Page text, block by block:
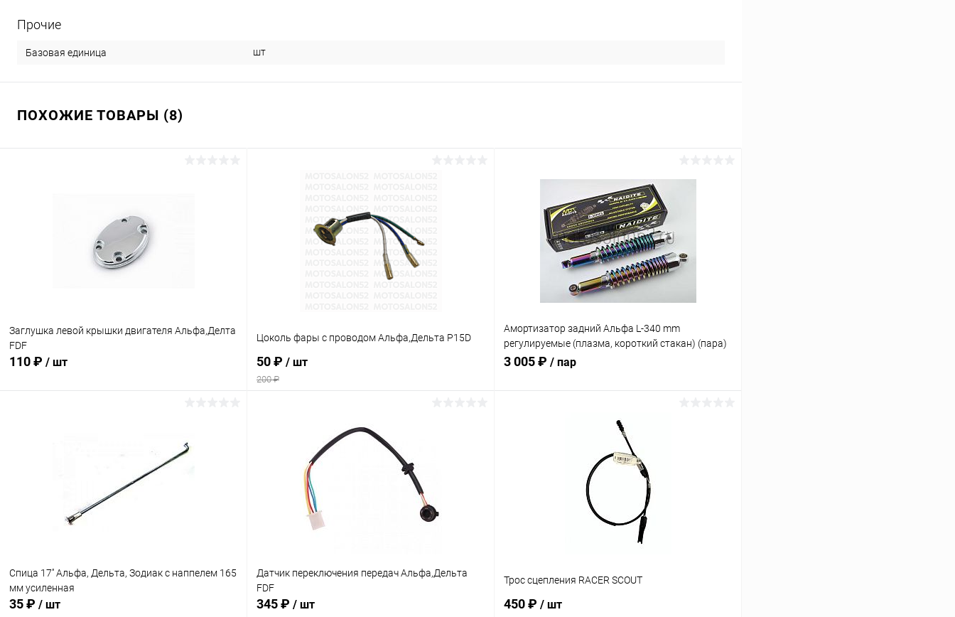
Прочие
Базовая единица шт
ПОХОЖИЕ ТОВАРЫ (8)
Заглушка левой крышки двигателя Альфа,Делта
FDF
110 ₽ / шт
Цоколь фары с проводом Альфа,Дельта P15D
50 ₽ / шт
200 ₽
Сравнение
В избранное В наличии
Амортизатор задний Альфа L-340 mm
регулируемые (плазма, короткий стакан) (пара)
NDT
3 005 ₽ / пар
В корзину
В наличии
Спица 17'' Альфа, Дельта, Зодиак с наппелем 165
мм усиленная
35 ₽ / шт
Датчик переключения передач Альфа,Дельта
FDF
345 ₽ / шт
Трос сцепления RACER SCOUT
450 ₽ / шт